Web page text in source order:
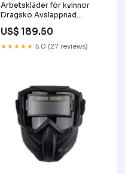
Arbetskläder för kvinnor
Dragsko Avslappnad
Cargo 2-delat set 🔥Hot
Sale
US$ 189.50
★★★★★ 5.0 (27 reviews)